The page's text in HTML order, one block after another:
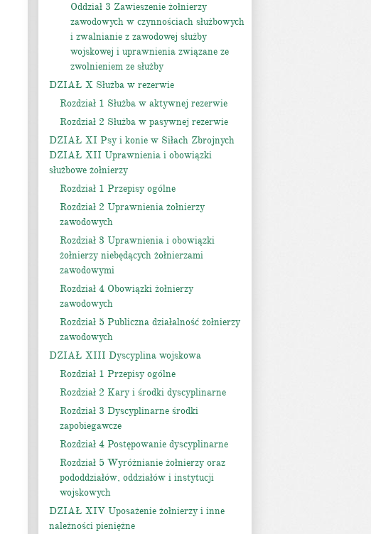
Oddział 3 Zawieszenie żołnierzy
zawodowych w czynnościach służbowych
i zwalnianie z zawodowej służby
wojskowej i uprawnienia związane ze
zwolnieniem ze służby
DZIAŁ X Służba w rezerwie
Rozdział 1 Służba w aktywnej rezerwie
Rozdział 2 Służba w pasywnej rezerwie
DZIAŁ XI Psy i konie w Siłach Zbrojnych
DZIAŁ XII Uprawnienia i obowiązki
służbowe żołnierzy
Rozdział 1 Przepisy ogólne
Rozdział 2 Uprawnienia żołnierzy
zawodowych
Rozdział 3 Uprawnienia i obowiązki
żołnierzy niebędących żołnierzami
zawodowymi
Rozdział 4 Obowiązki żołnierzy
zawodowych
Rozdział 5 Publiczna działalność żołnierzy
zawodowych
DZIAŁ XIII Dyscyplina wojskowa
Rozdział 1 Przepisy ogólne
Rozdział 2 Kary i środki dyscyplinarne
Rozdział 3 Dyscyplinarne środki
zapobiegawcze
Rozdział 4 Postępowanie dyscyplinarne
Rozdział 5 Wyróżnianie żołnierzy oraz
pododdziałów, oddziałów i instytucji
wojskowych
DZIAŁ XIV Uposażenie żołnierzy i inne
należności pieniężne